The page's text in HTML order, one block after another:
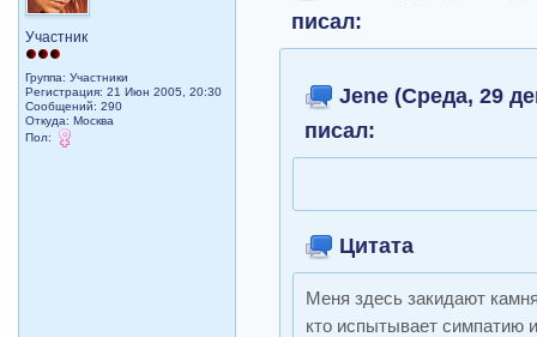
Участник
Группа: Участники
Регистрация: 21 Июн 2005, 20:30
Сообщений: 290
Откуда: Москва
Пол:
писал:
Jene (Среда, 29
писал:
Цитата
Меня здесь закидают
кто испытывает симпатию